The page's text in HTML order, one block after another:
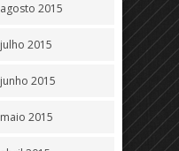
agosto 2015
julho 2015
junho 2015
maio 2015